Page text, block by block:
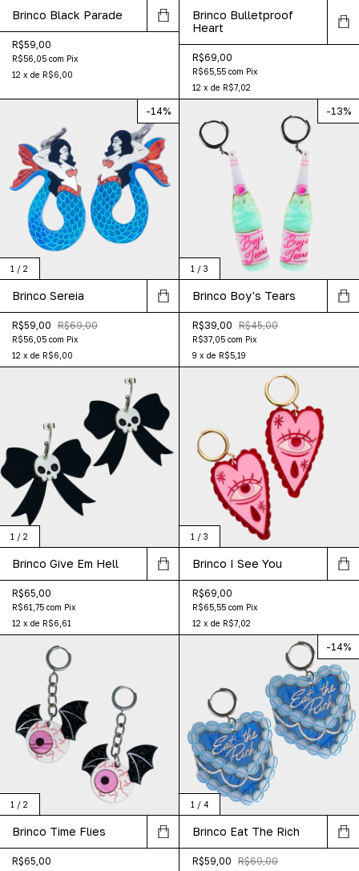
Brinco Black Parade
R$59,00
R$56,05 com Pix
12 x de R$6,00
Brinco Bulletproof
Heart
R$69,00
R$65,55 com Pix
12 x de R$7,02
1 / 2
-14%
Brinco Sereia
R$59,00 R$69,00
R$56,05 com Pix
12 x de R$6,00
1 / 3
-13%
Brinco Boy's Tears
R$39,00 R$45,00
R$37,05 com Pix
9 x de R$5,19
1 / 2
Brinco Give Em Hell
R$65,00
R$61,75 com Pix
12 x de R$6,61
1 / 3
Brinco I See You
R$69,00
R$65,55 com Pix
12 x de R$7,02
1 / 2
Brinco Time Flies
R$65,00
1 / 4
-14%
Brinco Eat The Rich
R$59,00 R$69,00